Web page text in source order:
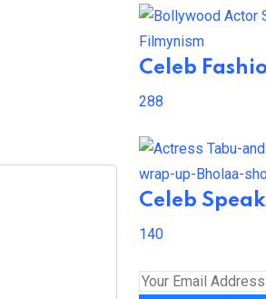
Celeb
288
Celeb
140